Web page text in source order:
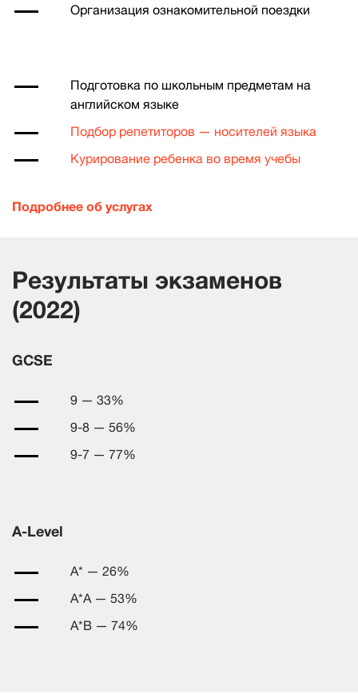
Организация ознакомительной поездки
Подготовка по школьным предметам на
английском языке
Подбор репетиторов — носителей языка
Курирование ребенка во время учебы
Подробнее об услугах
Результаты экзаменов
(2022)
GCSE
9 — 33%
9-8 — 56%
9-7 — 77%
A-Level
A* — 26%
A*A — 53%
A*B — 74%